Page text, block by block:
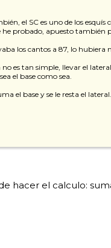
el SC es uno de los esquís
he probado, apuesto también
los cantos a 87, lo hubiera
no es tan simple, llevar el
el base como sea.
el base y se le resta el lateral.
hacer el calculo: